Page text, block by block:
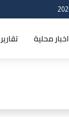
اخبار محلية تقارير